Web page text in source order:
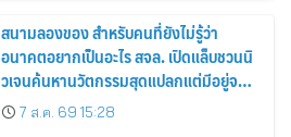
สนามลองของ สำหรับคนที่ยังไม่รู้ว่า
อนาคตอยากเป็นอะไร สจล. เปิดแล็บชวนนิ
วเจนค้นหานวัตกรรมสุดแปลกแต่มีอยู่จริง
พร้อมทดลองสกิลใหม่และค้นหาคณะที่ใช่
ใน “KMITL EXPO 2026”
7 ส.ค. 69 15:28